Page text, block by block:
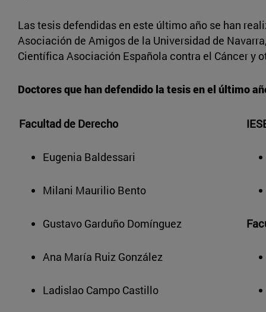
Las tesis defendidas en este último año se han
Asociación de Amigos de la Universidad de
Científica Asociación Española contra el Cáncer y
Doctores que han defendido la tesis en el último
Facultad de Derecho
Eugenia Baldessari
Milani Maurilio Bento
Gustavo Garduño Domínguez
Ana María Ruiz González
Ladislao Campo Castillo